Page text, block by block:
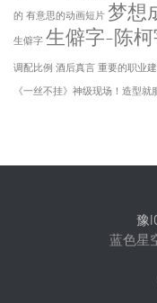
的 有意思的动画短片 梦想
生僻字 生僻字-陈柯
调配比例 酒后真言 重要的职业
《一丝不挂》神级现场！造型就
豫
蓝色星